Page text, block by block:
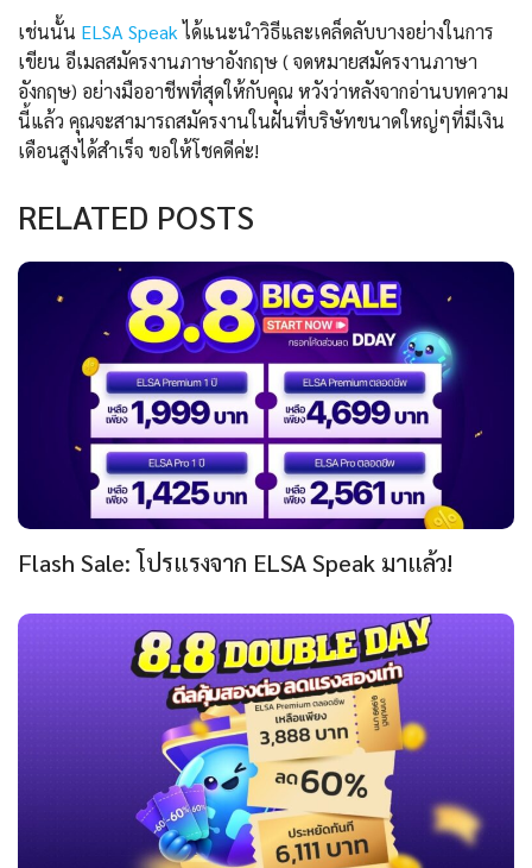
เช่นนั้น ELSA Speakได้แนะนำวิธีและเคล็ดลับบางอย่างในการ
เขียน อีเมลสมัครงานภาษาอังกฤษ ( จดหมายสมัครงานภาษา
อังกฤษ) อย่างมืออาชีพที่สุดให้กับคุณ หวังว่าหลังจากอ่านบทความ
นี้แล้ว คุณจะสามารถสมัครงานในฝันที่บริษัทขนาดใหญ่ๆที่มีเงิน
เดือนสูงได้สำเร็จ ขอให้โชคดีค่ะ!
RELATED POSTS
Flash Sale: โปรแรงจาก ELSA Speak มาแล้ว!